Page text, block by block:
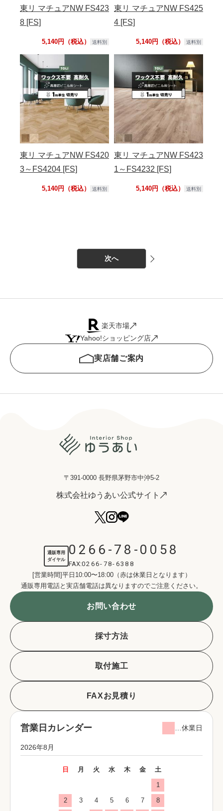
東リ マチュアNW FS423
8 [FS]
5,140円（税込） 送料別
東リ マチュアNW FS425
4 [FS]
5,140円（税込） 送料別
東リ マチュアNW FS420
3～FS4204 [FS]
5,140円（税込） 送料別
東リ マチュアNW FS423
1～FS4232 [FS]
5,140円（税込） 送料別
次へ
楽天市場
Yahoo!ショッピング店
実店舗ご案内
〒391-0000 長野県茅野市中沖5-2
株式会社ゆうあい公式サイト
通販専用
ダイヤル
0266-78-0058
FAX:0266-78-6388
[営業時間]平日10:00〜18:00（赤は休業日となります）
通販専用電話と実店舗電話は異なりますのでご注意ください。
お問い合わせ
採寸方法
取付施工
FAXお見積り
営業日カレンダー …休業日
2026年8月
日 月 火 水 木 金 土
1
2 3 4 5 6 7 8